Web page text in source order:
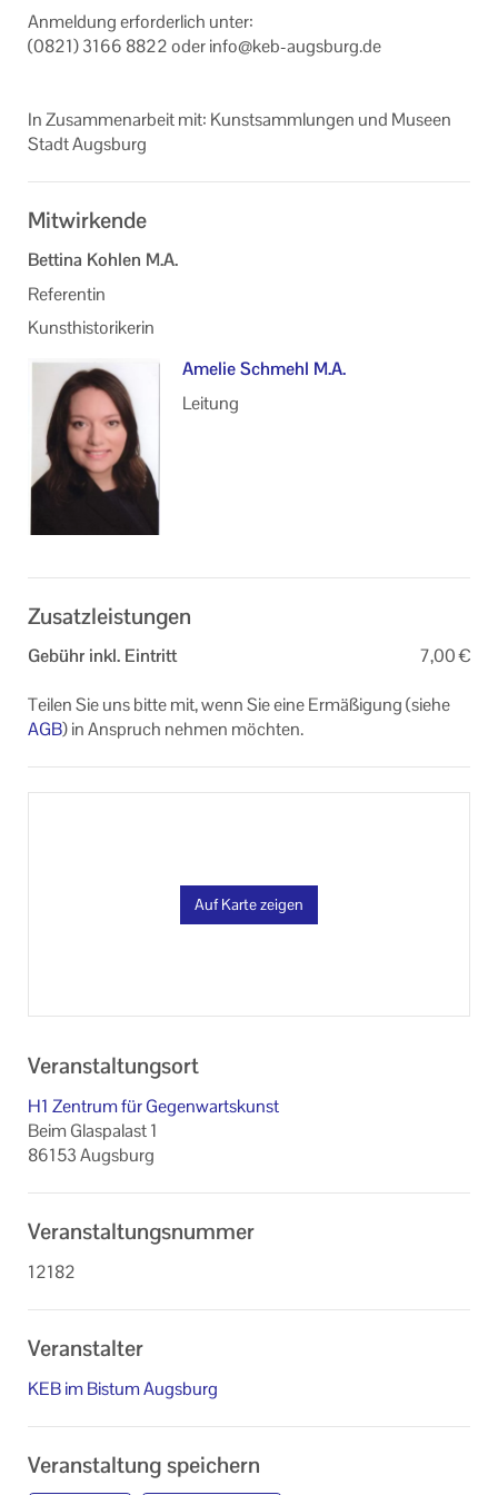
An­mel­dung er­for­der­lich unter:
(0821) 3166 8822 oder info@keb-​augsburg.de
In Zu­sam­men­ar­beit mit: Kunst­samm­lun­gen und Mu­se­en
Stadt Augs­burg
Mitwirkende
Bettina Kohlen M.A.
Referentin
Kunsthistorikerin
Amelie Schmehl M.A.
Leitung
Zusatzleistungen
Gebühr inkl. Eintritt 7,00 €
Teilen Sie uns bitte mit, wenn Sie eine Ermäßigung (siehe
AGB) in Anspruch nehmen möchten.
Auf Karte zeigen
Veranstaltungsort
H1 Zentrum für Gegenwartskunst
Beim Glaspalast 1
86153 Augsburg
Veranstaltungsnummer
12182
Veranstalter
KEB im Bistum Augsburg
Veranstaltung speichern